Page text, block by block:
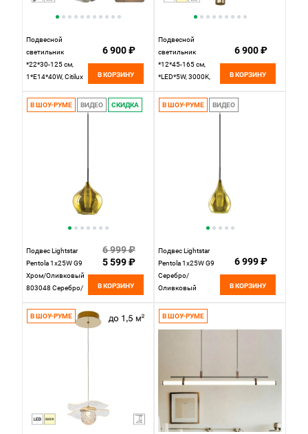
Подвесной
светильник
*22*30-125 см,
1*Е14*40W, Citilux
Бронза
6 900 ₽
В КОРЗИНУ
Подвесной
светильник
*12*45-165 см,
*LED*5W, 3000K,
CL253010, Латунь
6 900 ₽
В КОРЗИНУ
В ШОУ-РУМЕ ВИДЕО СКИДКА
Подвес Lightstar
Pentola 1х25W G9
Хром/Оливковый
803048 Серебро/
6 999 ₽
5 599 ₽
В КОРЗИНУ
В ШОУ-РУМЕ ВИДЕО
Подвес Lightstar
Pentola 1х25W G9
Серебро/
Оливковый
6 999 ₽
В КОРЗИНУ
В ШОУ-РУМЕ В ШОУ-РУМЕ